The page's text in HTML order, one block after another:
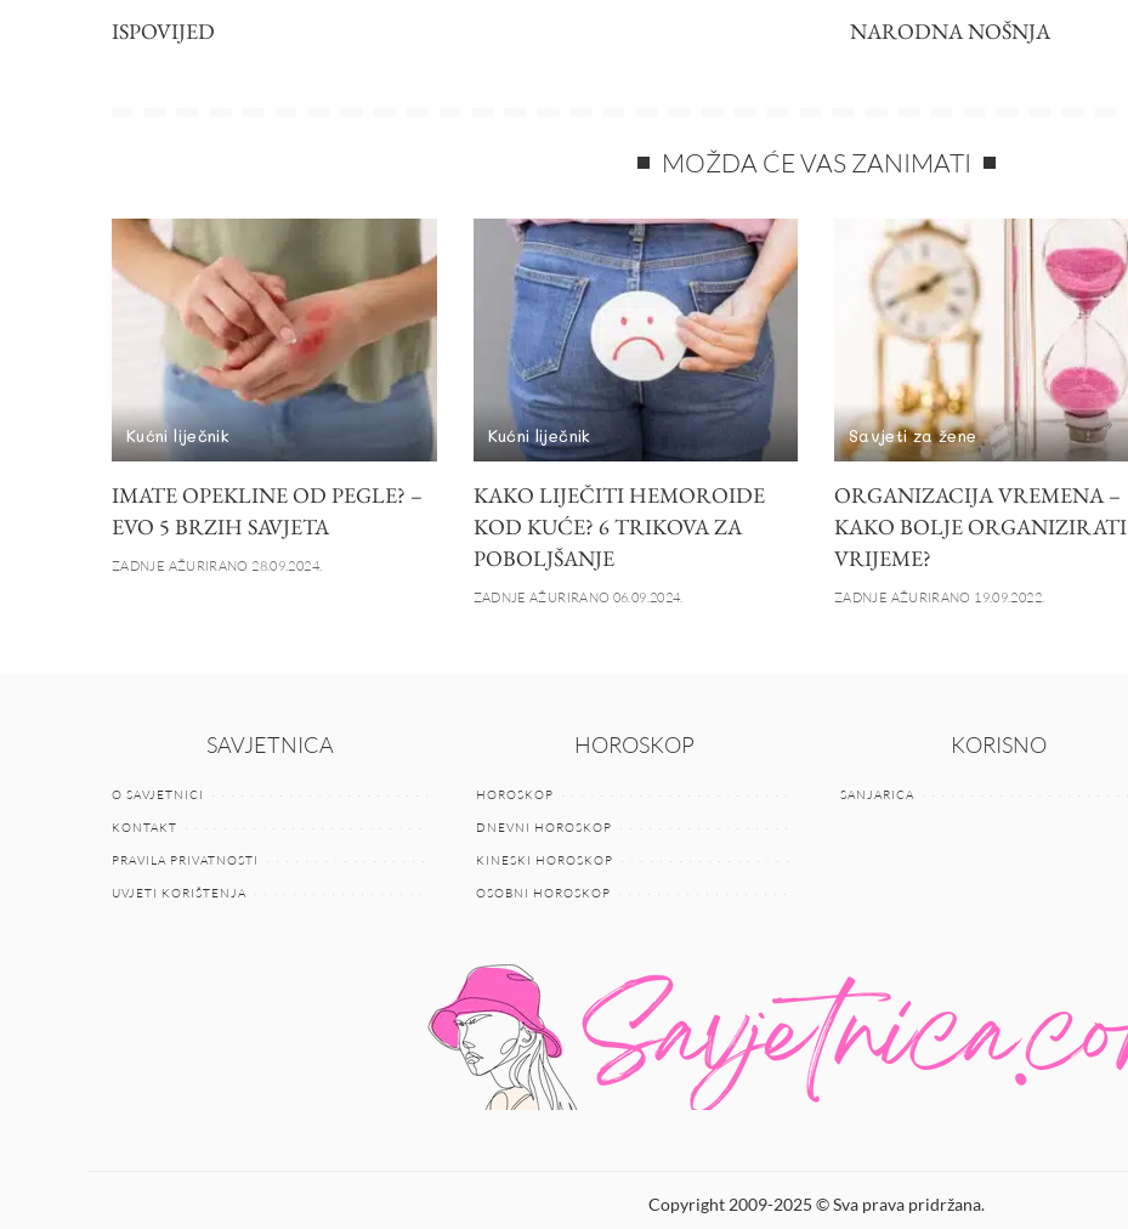
ISPOVIJED NARODNA NOŠNJA
MOŽDA ĆE VAS ZANIMATI
Kućni liječnik
IMATE OPEKLINE OD PEGLE? –
EVO 5 BRZIH SAVJETA
ZADNJE AŽURIRANO 28.09.2024.
Kućni liječnik
KAKO LIJEČITI HEMOROIDE
KOD KUĆE? 6 TRIKOVA ZA
POBOLJŠANJE
ZADNJE AŽURIRANO 06.09.2024.
Savjeti za žene
ORGANIZACIJA VREMENA –
KAKO BOLJE ORGANIZIRATI
VRIJEME?
ZADNJE AŽURIRANO 19.09.2022.
SAVJETNICA
O SAVJETNICI
KONTAKT
PRAVILA PRIVATNOSTI
UVJETI KORIŠTENJA
HOROSKOP
HOROSKOP
DNEVNI HOROSKOP
KINESKI HOROSKOP
OSOBNI HOROSKOP
KORISNO
SANJARICA
Copyright 2009-2025 © Sva prava pridržana.